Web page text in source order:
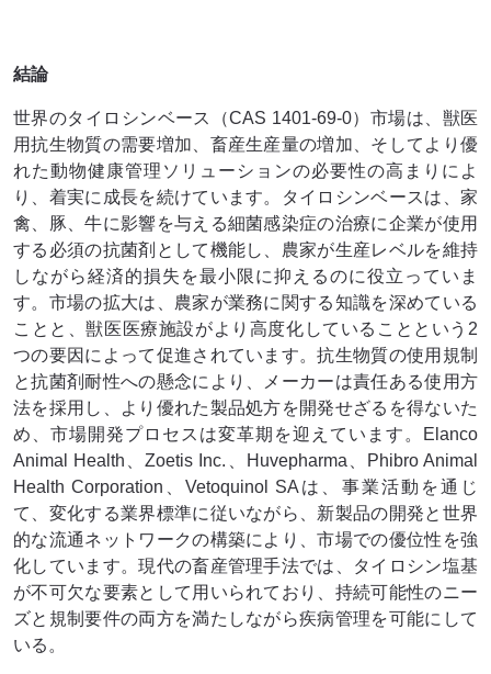
結論
世界のタイロシンベース（CAS 1401-69-0）市場は、獣医
用抗生物質の需要増加、畜産生産量の増加、そしてより優
れた動物健康管理ソリューションの必要性の高まりによ
り、着実に成長を続けています。タイロシンベースは、家
禽、豚、牛に影響を与える細菌感染症の治療に企業が使用
する必須の抗菌剤として機能し、農家が生産レベルを維持
しながら経済的損失を最小限に抑えるのに役立っていま
す。市場の拡大は、農家が業務に関する知識を深めている
ことと、獣医医療施設がより高度化していることという2
つの要因によって促進されています。抗生物質の使用規制
と抗菌剤耐性への懸念により、メーカーは責任ある使用方
法を採用し、より優れた製品処方を開発せざるを得ないた
め、市場開発プロセスは変革期を迎えています。Elanco
Animal Health、Zoetis Inc.、Huvepharma、Phibro Animal
Health Corporation、Vetoquinol SAは、事業活動を通じ
て、変化する業界標準に従いながら、新製品の開発と世界
的な流通ネットワークの構築により、市場での優位性を強
化しています。現代の畜産管理手法では、タイロシン塩基
が不可欠な要素として用いられており、持続可能性のニー
ズと規制要件の両方を満たしながら疾病管理を可能にして
いる。